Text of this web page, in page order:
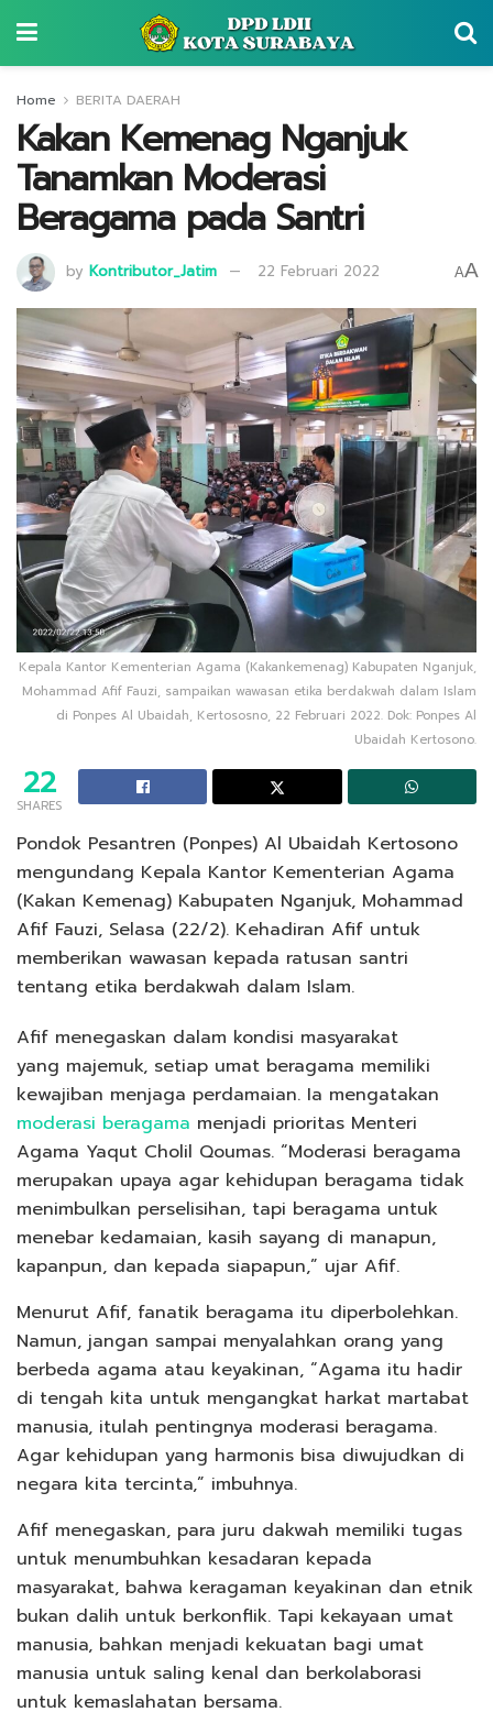
Home BERITA DAERAH
Kakan Kemenag Nganjuk
Tanamkan Moderasi
Beragama pada Santri
by Kontributor_Jatim 22 Februari 2022 AA
Kepala Kantor Kementerian Agama (Kakankemenag) Kabupaten Nganjuk,
Mohammad Afif Fauzi, sampaikan wawasan etika berdakwah dalam Islam
di Ponpes Al Ubaidah, Kertososno, 22 Februari 2022. Dok: Ponpes Al
Ubaidah Kertosono.
22
SHARES
Pondok Pesantren (Ponpes) Al Ubaidah Kertosono
mengundang Kepala Kantor Kementerian Agama
(Kakan Kemenag) Kabupaten Nganjuk, Mohammad
Afif Fauzi, Selasa (22/2). Kehadiran Afif untuk
memberikan wawasan kepada ratusan santri
tentang etika berdakwah dalam Islam.
Afif menegaskan dalam kondisi masyarakat
yang majemuk, setiap umat beragama memiliki
kewajiban menjaga perdamaian. Ia mengatakan
moderasi beragama menjadi prioritas Menteri
Agama Yaqut Cholil Qoumas. “Moderasi beragama
merupakan upaya agar kehidupan beragama tidak
menimbulkan perselisihan, tapi beragama untuk
menebar kedamaian, kasih sayang di manapun,
kapanpun, dan kepada siapapun,” ujar Afif.
Menurut Afif, fanatik beragama itu diperbolehkan.
Namun, jangan sampai menyalahkan orang yang
berbeda agama atau keyakinan, “Agama itu hadir
di tengah kita untuk mengangkat harkat martabat
manusia, itulah pentingnya moderasi beragama.
Agar kehidupan yang harmonis bisa diwujudkan di
negara kita tercinta,” imbuhnya.
Afif menegaskan, para juru dakwah memiliki tugas
untuk menumbuhkan kesadaran kepada
masyarakat, bahwa keragaman keyakinan dan etnik
bukan dalih untuk berkonflik. Tapi kekayaan umat
manusia, bahkan menjadi kekuatan bagi umat
manusia untuk saling kenal dan berkolaborasi
untuk kemaslahatan bersama.